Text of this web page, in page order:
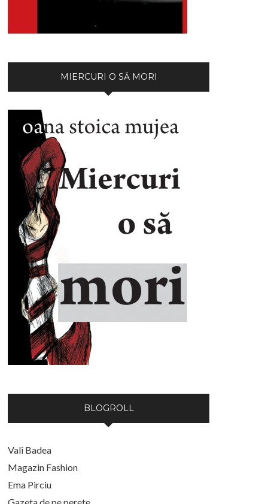
MIERCURI O SĂ MORI
BLOGROLL
Vali Badea
Magazin Fashion
Ema Pirciu
Gazeta de pe perete